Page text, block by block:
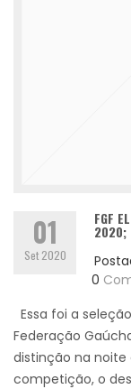
01
Set 2020
FGF
2020;
0
Essa foi a
Federação
distinção na noite
competição, o